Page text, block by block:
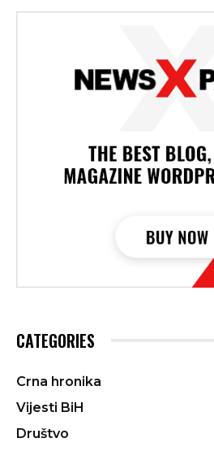
CATEGORIES
Crna hronika
Vijesti BiH
Društvo